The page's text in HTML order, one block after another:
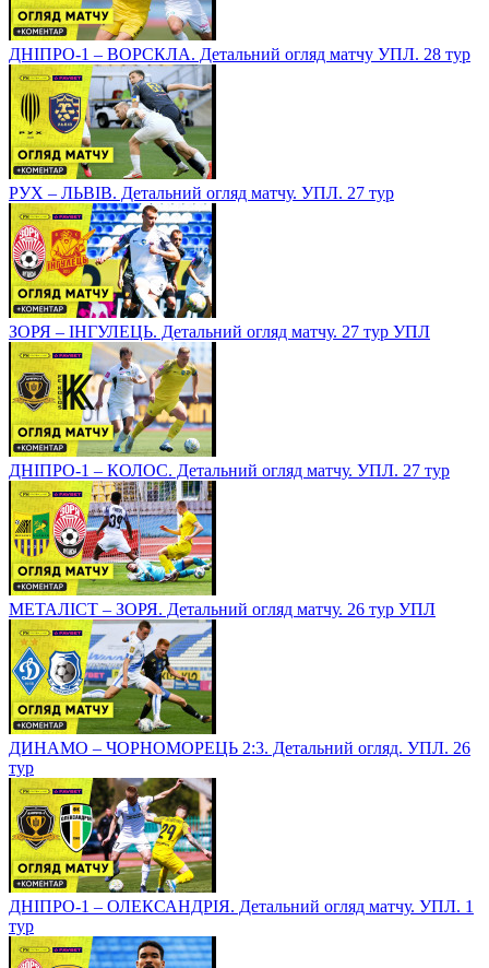
ДНІПРО-1 – ВОРСКЛА. Детальний огляд матчу УПЛ. 28 тур
РУХ – ЛЬВІВ. Детальний огляд матчу. УПЛ. 27 тур
ЗОРЯ – ІНГУЛЕЦЬ. Детальний огляд матчу. 27 тур УПЛ
ДНІПРО-1 – КОЛОС. Детальний огляд матчу. УПЛ. 27 тур
МЕТАЛІСТ – ЗОРЯ. Детальний огляд матчу. 26 тур УПЛ
ДИНАМО – ЧОРНОМОРЕЦЬ 2:3. Детальний огляд. УПЛ. 26
тур
ДНІПРО-1 – ОЛЕКСАНДРІЯ. Детальний огляд матчу. УПЛ. 1
тур